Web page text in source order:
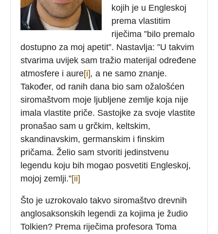
kojih je u Engleskoj
prema vlastitim
riječima ”bilo premalo
dostupno za moj apetit”. Nastavlja: ”U takvim
stvarima uvijek sam tražio materijal određene
atmosfere i aure[i],a ne samo znanje.
Također, od ranih dana bio sam ožalošćen
siromaštvom moje ljubljene zemlje koja nije
imala vlastite priče. Sastojke za svoje vlastite
pronašao sam u grčkim, keltskim,
skandinavskim, germanskim i finskim
pričama. Želio sam stvoriti jedinstvenu
legendu koju bih mogao posvetiti Engleskoj,
mojoj zemlji.”[ii]
Što je uzrokovalo takvo siromaštvo drevnih
anglosaksonskih legendi za kojima je žudio
Tolkien? Prema riječima profesora Toma